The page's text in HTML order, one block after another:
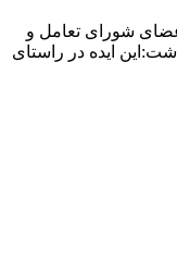
شورای تعامل و
ایده در راستای